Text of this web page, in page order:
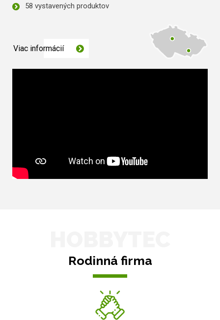
58 vystavených produktov
Viac informácií
Rodinná firma